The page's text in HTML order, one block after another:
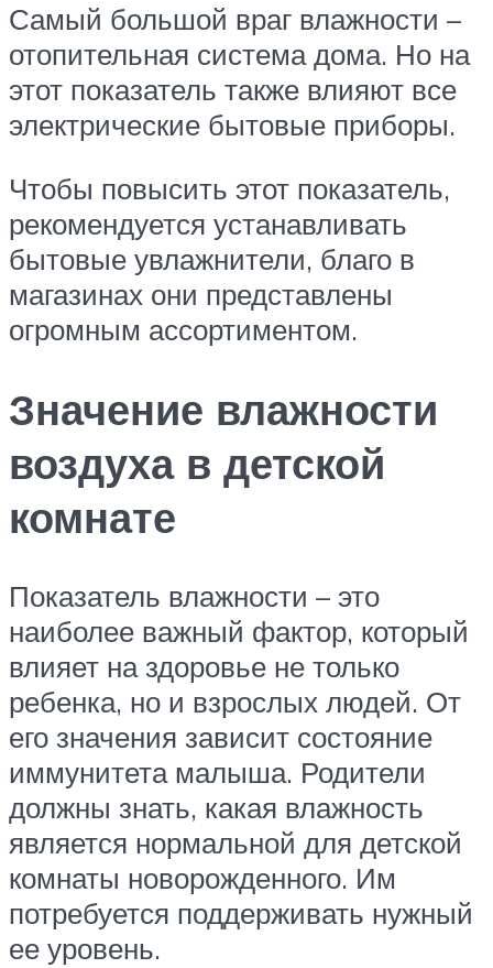
Самый большой враг влажности –
отопительная система дома. Но на
этот показатель также влияют все
электрические бытовые приборы.
Чтобы повысить этот показатель,
рекомендуется устанавливать
бытовые увлажнители, благо в
магазинах они представлены
огромным ассортиментом.
Значение влажности
воздуха в детской
комнате
Показатель влажности – это
наиболее важный фактор, который
влияет на здоровье не только
ребенка, но и взрослых людей. От
его значения зависит состояние
иммунитета малыша. Родители
должны знать, какая влажность
является нормальной для детской
комнаты новорожденного. Им
потребуется поддерживать нужный
ее уровень.